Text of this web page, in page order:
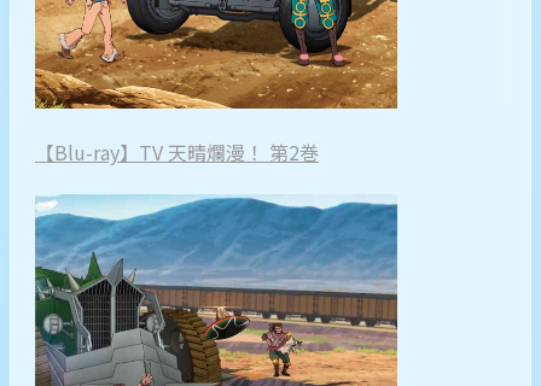
【Blu-ray】TV 天晴爛漫！ 第2巻